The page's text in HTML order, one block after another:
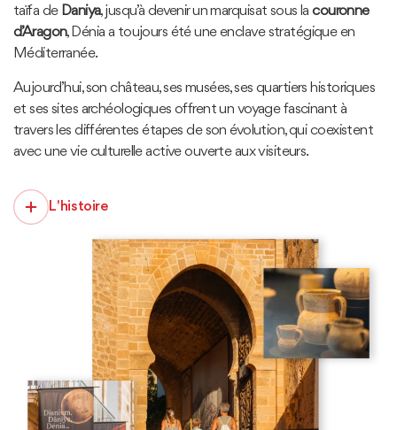
taïfa de Daniya, jusqu’à devenir un marquisat sous la couronne
d’Aragon, Dénia a toujours été une enclave stratégique en
Méditerranée.
Aujourd’hui, son château, ses musées, ses quartiers historiques
et ses sites archéologiques offrent un voyage fascinant à
travers les différentes étapes de son évolution, qui coexistent
avec une vie culturelle active ouverte aux visiteurs.
L 'histoire